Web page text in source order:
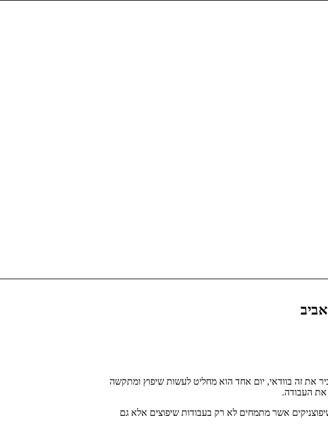
את זה בוודאי, יום אחד הוא מחליט לעשות שיפוץ ומתקשה
את העבודה.
אשר מתמחים לא רק בעבודות שיפוצים אלא גם